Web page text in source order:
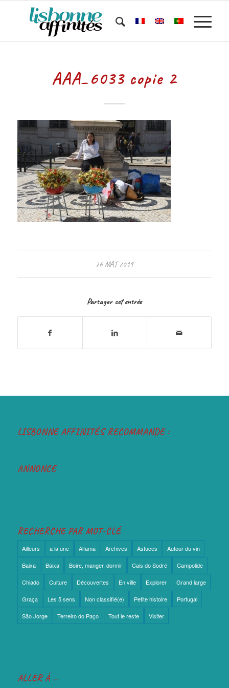
AAA_6033 copie 2
26 MAI 2019
Partager cet entrée
LISBONNE AFFINITÉS RECOMMANDE :
ANNONCE
RECHERCHE PAR MOT-CLÉ
Ailleurs a la une Alfama Archives Astuces Autour du vin
Baixa Baixa Boire, manger, dormir Cais do Sodré Campolide
Chiado Culture Découvertes En ville Explorer Grand large
Graça Les 5 sens Non classifié(e) Petite histoire Portugal
São Jorge Terreiro do Paço Tout le reste Visiter
ALLER À …